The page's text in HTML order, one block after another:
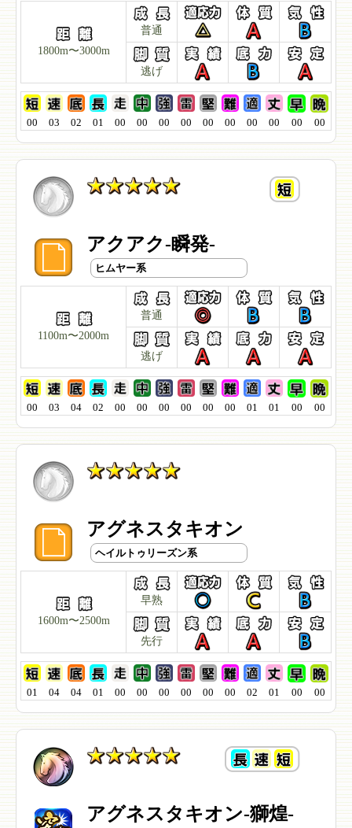
1800m〜3000m
普通
逃げ
00 03 02 01 00 00 00 00 00 00 00 00 00 00
アクアク-瞬発-
ヒムヤー系
1100m〜2000m
普通
逃げ
00 03 04 02 00 00 00 00 00 00 01 01 00 00
アグネスタキオン
ヘイルトゥリーズン系
1600m〜2500m
早熟
先行
01 04 04 01 00 00 00 00 00 00 02 01 00 00
アグネスタキオン-獅煌-